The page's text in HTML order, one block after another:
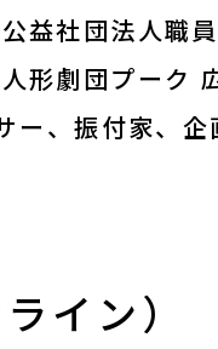
益社団法人職
形劇団プーク
ー、振付家、企
イン）